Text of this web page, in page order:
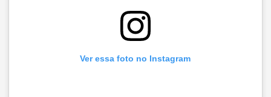
Ver essa foto no Instagram